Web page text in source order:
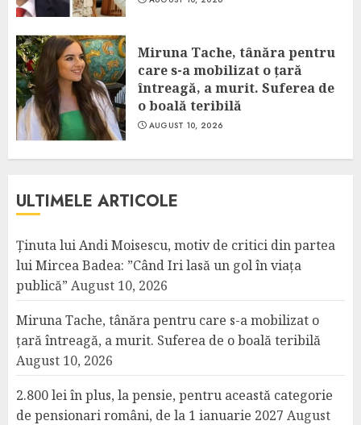
Miruna Tache, tânăra pentru
care s-a mobilizat o țară
întreagă, a murit. Suferea de
o boală teribilă
AUGUST 10, 2026
ULTIMELE ARTICOLE
Ținuta lui Andi Moisescu, motiv de critici din partea
lui Mircea Badea: ”Când Iri lasă un gol în viața
publică” August 10, 2026
Miruna Tache, tânăra pentru care s-a mobilizat o
țară întreagă, a murit. Suferea de o boală teribilă
August 10, 2026
2.800 lei în plus, la pensie, pentru această categorie
de pensionari români, de la 1 ianuarie 2027 August